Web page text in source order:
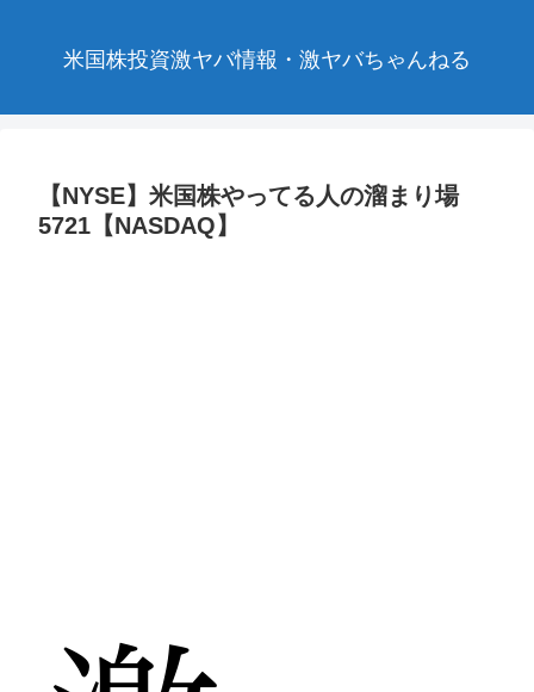
米国株投資激ヤバ情報・激ヤバちゃんねる
【NYSE】米国株やってる人の溜まり場
5721【NASDAQ】